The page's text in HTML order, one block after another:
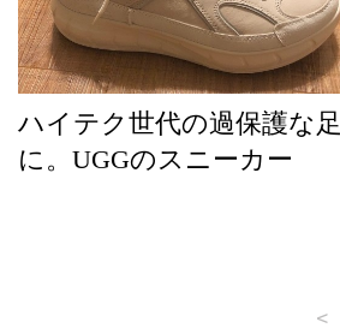
ハイテク世代の過保護な足
に。UGGのスニーカー
<